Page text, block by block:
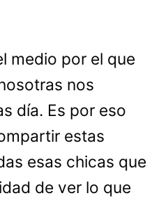
medio por el que
nos
día. Es por eso
estas
esas chicas que
de ver lo que